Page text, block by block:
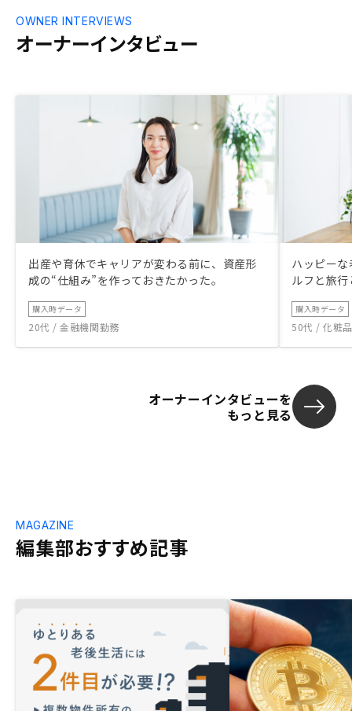
オーナーインタビュー
OWNER INTERVIEWS
出産や育休でキャリアが変わる前に、資産形
成の“仕組み”を作っておきたかった。
購入時データ
20代 / 金融機関勤務
ハッピー
ルフと旅
購入時データ
50代 / 化粧
オーナーインタビューを
もっと見る
編集部おすすめ記事
MAGAZINE